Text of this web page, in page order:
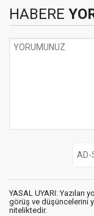
HABERE
YASAL UYARI: Yazılan
görüş ve düşüncelerini
niteliktedir.